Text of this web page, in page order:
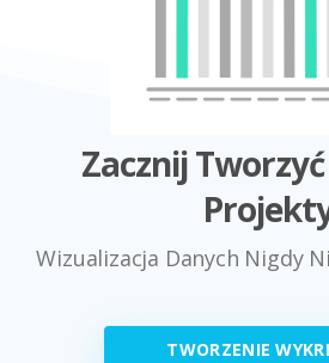
Zacznij
Wizualizacja Danych Nigdy
TWORZENIE